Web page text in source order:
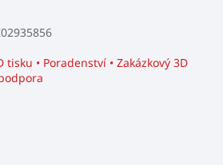
• Poradenství • Zakázkový 3D